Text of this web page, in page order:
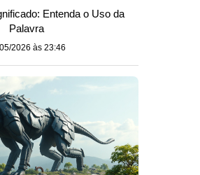
Entenda o Uso da
Palavra
2026 às 23:46